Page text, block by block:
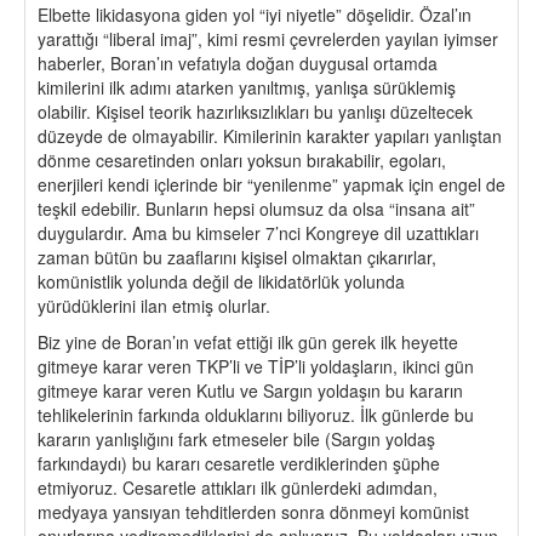
Elbette likidasyona giden yol “iyi niyetle” döşelidir. Özal’ın
yarattığı “liberal imaj”, kimi resmi çevrelerden yayılan iyimser
haberler, Boran’ın vefatıyla doğan duygusal ortamda
kimilerini ilk adımı atarken yanıltmış, yanlışa sürüklemiş
olabilir. Kişisel teorik hazırlıksızlıkları bu yanlışı düzeltecek
düzeyde de olmayabilir. Kimilerinin karakter yapıları yanlıştan
dönme cesaretinden onları yoksun bırakabilir, egoları,
enerjileri kendi içlerinde bir “yenilenme” yapmak için engel de
teşkil edebilir. Bunların hepsi olumsuz da olsa “insana ait”
duygulardır. Ama bu kimseler 7’nci Kongreye dil uzattıkları
zaman bütün bu zaaflarını kişisel olmaktan çıkarırlar,
komünistlik yolunda değil de likidatörlük yolunda
yürüdüklerini ilan etmiş olurlar.
Biz yine de Boran’ın vefat ettiği ilk gün gerek ilk heyette
gitmeye karar veren TKP’li ve TİP’li yoldaşların, ikinci gün
gitmeye karar veren Kutlu ve Sargın yoldaşın bu kararın
tehlikelerinin farkında olduklarını biliyoruz. İlk günlerde bu
kararın yanlışlığını fark etmeseler bile (Sargın yoldaş
farkındaydı) bu kararı cesaretle verdiklerinden şüphe
etmiyoruz. Cesaretle attıkları ilk günlerdeki adımdan,
medyaya yansıyan tehditlerden sonra dönmeyi komünist